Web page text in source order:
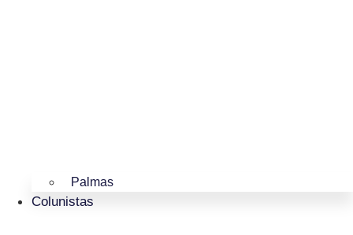
Palmas
Colunistas